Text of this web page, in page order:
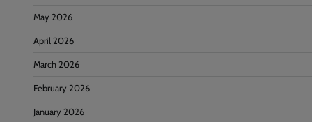
May 2026
April 2026
March 2026
February 2026
January 2026